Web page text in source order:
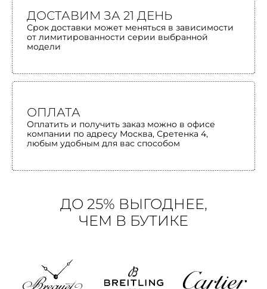
ДОСТАВИМ ЗА 21 ДЕНЬ
Срок доставки может меняться в зависимости
от лимитированности серии выбранной
модели
ОПЛАТА
Оплатить и получить заказ можно в офисе
компании по адресу Москва, Сретенка 4,
любым удобным для вас способом
ДО 25% ВЫГОДНЕЕ,
ЧЕМ В БУТИКЕ